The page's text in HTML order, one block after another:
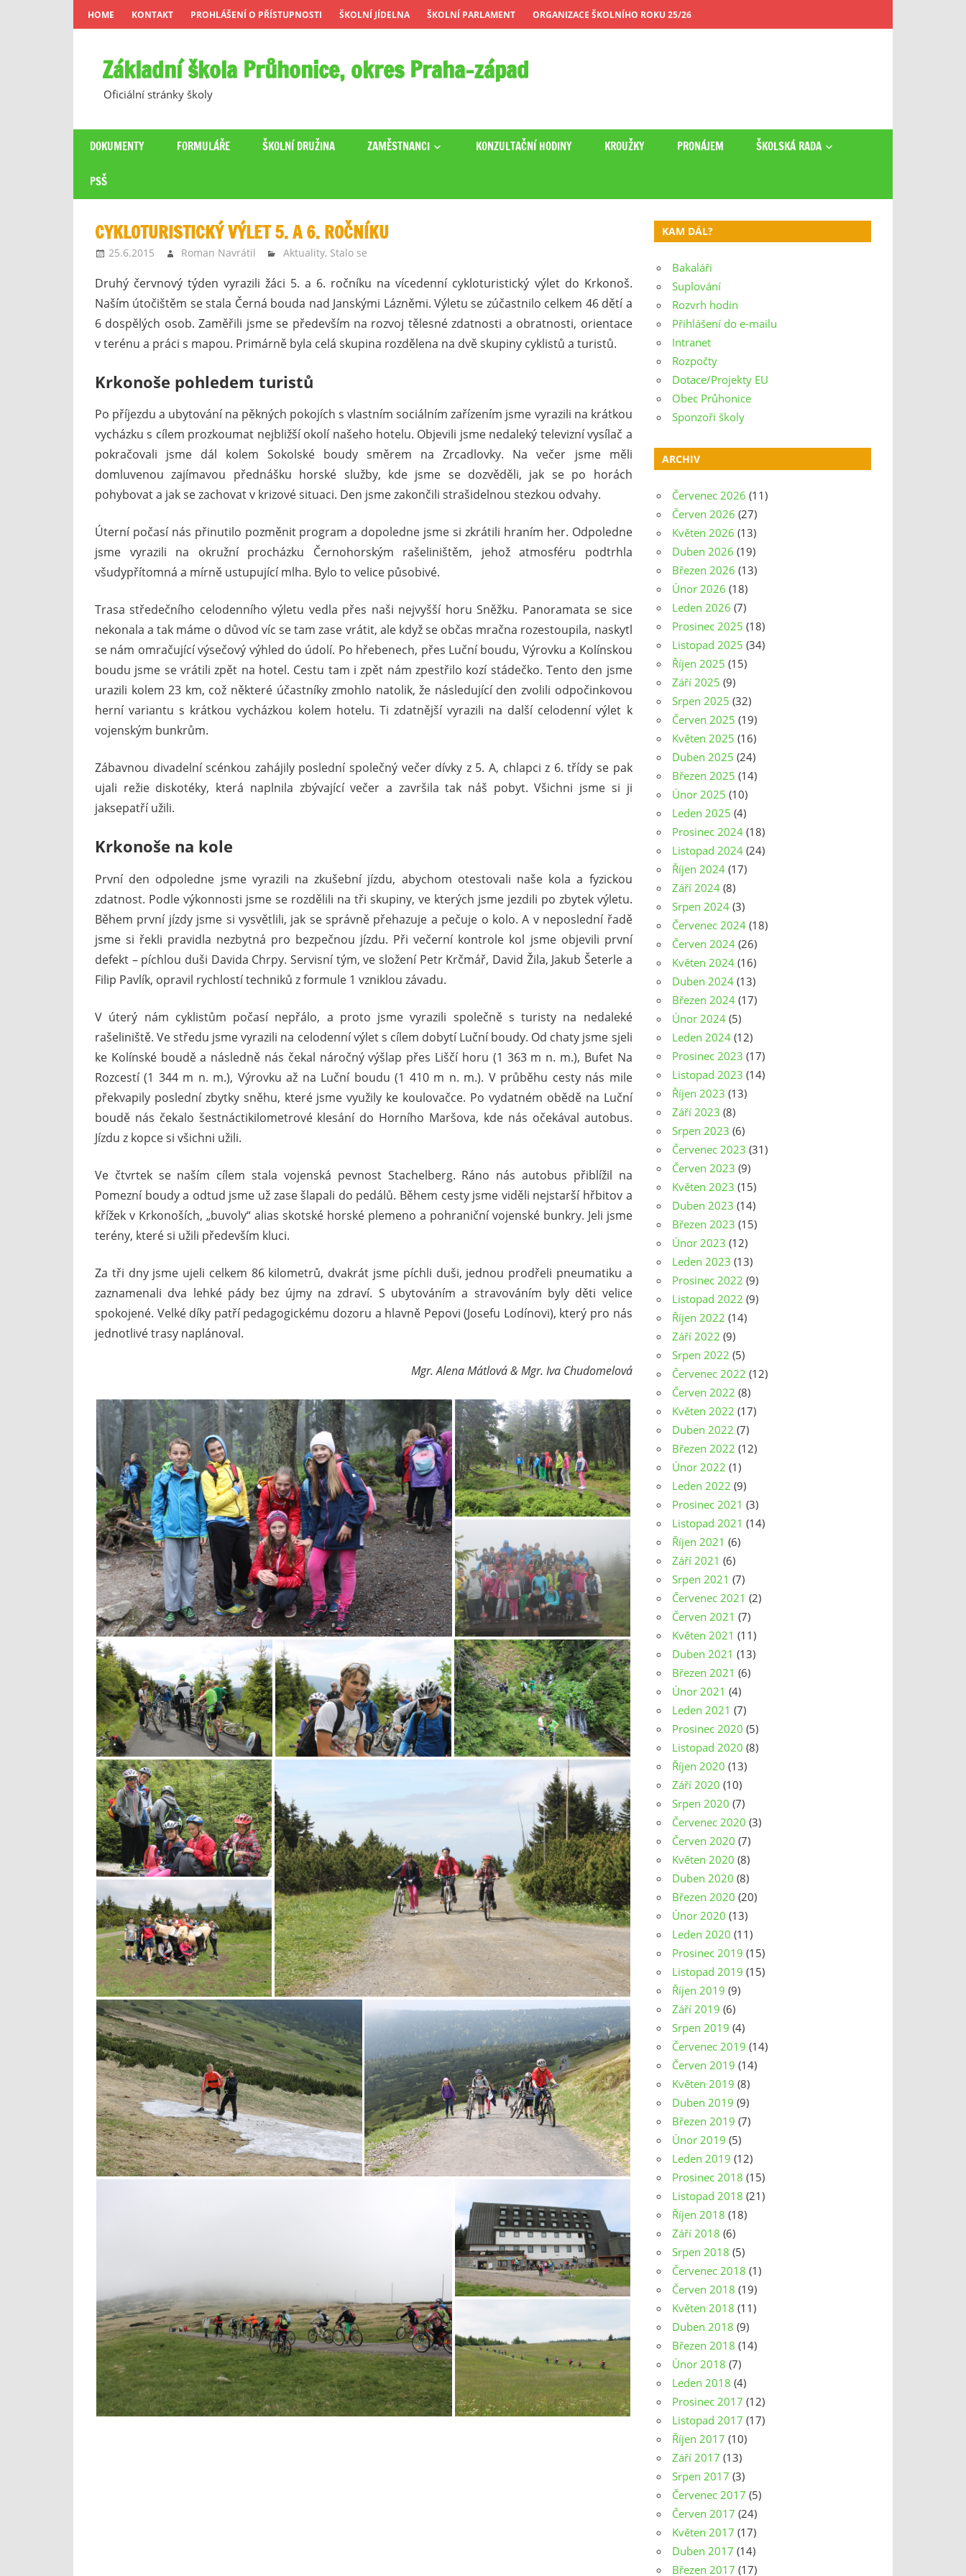
Skip
to
HOME KONTAKT PROHLÁŠENÍ O PŘÍSTUPNOSTI ŠKOLNÍ JÍDELNA ŠKOLNÍ PARLAMENT ORGANIZACE ŠKOLNÍHO ROKU 25/26
Základní škola Průhonice, okres Praha-západ
Oficiální stránky školy
DOKUMENTY FORMULÁŘE ŠKOLNÍ DRUŽINA ZAMĚSTNANCI KONZULTAČNÍ HODINY KROUŽKY PRONÁJEM ŠKOLSKÁ RADA
PSŠ
CYKLOTURISTICKÝ VÝLET 5. A 6. ROČNÍKU
25.6.2015 Roman Navrátil Aktuality, Stalo se
Druhý červnový týden vyrazili žáci 5. a 6. ročníku na vícedenní cykloturistický výlet do Krkonoš.
Naším útočištěm se stala Černá bouda nad Janskými Lázněmi. Výletu se zúčastnilo celkem 46 dětí a
6 dospělých osob. Zaměřili jsme se především na rozvoj tělesné zdatnosti a obratnosti, orientace
v terénu a práci s mapou. Primárně byla celá skupina rozdělena na dvě skupiny cyklistů a turistů.
Krkonoše pohledem turistů
Po příjezdu a ubytování na pěkných pokojích s vlastním sociálním zařízením jsme vyrazili na krátkou
vycházku s cílem prozkoumat nejbližší okolí našeho hotelu. Objevili jsme nedaleký televizní vysílač a
pokračovali jsme dál kolem Sokolské boudy směrem na Zrcadlovky. Na večer jsme měli
domluvenou zajímavou přednášku horské služby, kde jsme se dozvěděli, jak se po horách
pohybovat a jak se zachovat v krizové situaci. Den jsme zakončili strašidelnou stezkou odvahy.
Úterní počasí nás přinutilo pozměnit program a dopoledne jsme si zkrátili hraním her. Odpoledne
jsme vyrazili na okružní procházku Černohorským rašeliništěm, jehož atmosféru podtrhla
všudypřítomná a mírně ustupující mlha. Bylo to velice působivé.
Trasa středečního celodenního výletu vedla přes naši nejvyšší horu Sněžku. Panoramata se sice
nekonala a tak máme o důvod víc se tam zase vrátit, ale když se občas mračna rozestoupila, naskytl
se nám omračující výsečový výhled do údolí. Po hřebenech, přes Luční boudu, Výrovku a Kolínskou
boudu jsme se vrátili zpět na hotel. Cestu tam i zpět nám zpestřilo kozí stádečko. Tento den jsme
urazili kolem 23 km, což některé účastníky zmohlo natolik, že následující den zvolili odpočinkovou
herní variantu s krátkou vycházkou kolem hotelu. Ti zdatnější vyrazili na další celodenní výlet k
vojenským bunkrům.
Zábavnou divadelní scénkou zahájily poslední společný večer dívky z 5. A, chlapci z 6. třídy se pak
ujali režie diskotéky, která naplnila zbývající večer a završila tak náš pobyt. Všichni jsme si ji
jaksepatří užili.
Krkonoše na kole
První den odpoledne jsme vyrazili na zkušební jízdu, abychom otestovali naše kola a fyzickou
zdatnost. Podle výkonnosti jsme se rozdělili na tři skupiny, ve kterých jsme jezdili po zbytek výletu.
Během první jízdy jsme si vysvětlili, jak se správně přehazuje a pečuje o kolo. A v neposlední řadě
jsme si řekli pravidla nezbytná pro bezpečnou jízdu. Při večerní kontrole kol jsme objevili první
defekt – píchlou duši Davida Chrpy. Servisní tým, ve složení Petr Krčmář, David Žila, Jakub Šeterle a
Filip Pavlík, opravil rychlostí techniků z formule 1 vzniklou závadu.
V úterý nám cyklistům počasí nepřálo, a proto jsme vyrazili společně s turisty na nedaleké
rašeliniště. Ve středu jsme vyrazili na celodenní výlet s cílem dobytí Luční boudy. Od chaty jsme sjeli
ke Kolínské boudě a následně nás čekal náročný výšlap přes Liščí horu (1 363 m n. m.), Bufet Na
Rozcestí (1 344 m n. m.), Výrovku až na Luční boudu (1 410 m n. m.). V průběhu cesty nás mile
překvapily poslední zbytky sněhu, které jsme využily ke koulovačce. Po vydatném obědě na Luční
boudě nás čekalo šestnáctikilometrové klesání do Horního Maršova, kde nás očekával autobus.
Jízdu z kopce si všichni užili.
Ve čtvrtek se naším cílem stala vojenská pevnost Stachelberg. Ráno nás autobus přiblížil na
Pomezní boudy a odtud jsme už zase šlapali do pedálů. Během cesty jsme viděli nejstarší hřbitov a
křížek v Krkonoších, „buvoly“ alias skotské horské plemeno a pohraniční vojenské bunkry. Jeli jsme
terény, které si užili především kluci.
Za tři dny jsme ujeli celkem 86 kilometrů, dvakrát jsme píchli duši, jednou prodřeli pneumatiku a
zaznamenali dva lehké pády bez újmy na zdraví. S ubytováním a stravováním byly děti velice
spokojené. Velké díky patří pedagogickému dozoru a hlavně Pepovi (Josefu Lodínovi), který pro nás
jednotlivé trasy naplánoval.
Mgr. Alena Mátlová & Mgr. Iva Chudomelová
KAM DÁL?
Bakaláři
Suplování
Rozvrh hodin
Přihlášení do e-mailu
Intranet
Rozpočty
Dotace/Projekty EU
Obec Průhonice
Sponzoři školy
ARCHIV
Červenec 2026 (11)
Červen 2026 (27)
Květen 2026 (13)
Duben 2026 (19)
Březen 2026 (13)
Únor 2026 (18)
Leden 2026 (7)
Prosinec 2025 (18)
Listopad 2025 (34)
Říjen 2025 (15)
Září 2025 (9)
Srpen 2025 (32)
Červen 2025 (19)
Květen 2025 (16)
Duben 2025 (24)
Březen 2025 (14)
Únor 2025 (10)
Leden 2025 (4)
Prosinec 2024 (18)
Listopad 2024 (24)
Říjen 2024 (17)
Září 2024 (8)
Srpen 2024 (3)
Červenec 2024 (18)
Červen 2024 (26)
Květen 2024 (16)
Duben 2024 (13)
Březen 2024 (17)
Únor 2024 (5)
Leden 2024 (12)
Prosinec 2023 (17)
Listopad 2023 (14)
Říjen 2023 (13)
Září 2023 (8)
Srpen 2023 (6)
Červenec 2023 (31)
Červen 2023 (9)
Květen 2023 (15)
Duben 2023 (14)
Březen 2023 (15)
Únor 2023 (12)
Leden 2023 (13)
Prosinec 2022 (9)
Listopad 2022 (9)
Říjen 2022 (14)
Září 2022 (9)
Srpen 2022 (5)
Červenec 2022 (12)
Červen 2022 (8)
Květen 2022 (17)
Duben 2022 (7)
Březen 2022 (12)
Únor 2022 (1)
Leden 2022 (9)
Prosinec 2021 (3)
Listopad 2021 (14)
Říjen 2021 (6)
Září 2021 (6)
Srpen 2021 (7)
Červenec 2021 (2)
Červen 2021 (7)
Květen 2021 (11)
Duben 2021 (13)
Březen 2021 (6)
Únor 2021 (4)
Leden 2021 (7)
Prosinec 2020 (5)
Listopad 2020 (8)
Říjen 2020 (13)
Září 2020 (10)
Srpen 2020 (7)
Červenec 2020 (3)
Červen 2020 (7)
Květen 2020 (8)
Duben 2020 (8)
Březen 2020 (20)
Únor 2020 (13)
Leden 2020 (11)
Prosinec 2019 (15)
Listopad 2019 (15)
Říjen 2019 (9)
Září 2019 (6)
Srpen 2019 (4)
Červenec 2019 (14)
Červen 2019 (14)
Květen 2019 (8)
Duben 2019 (9)
Březen 2019 (7)
Únor 2019 (5)
Leden 2019 (12)
Prosinec 2018 (15)
Listopad 2018 (21)
Říjen 2018 (18)
Září 2018 (6)
Srpen 2018 (5)
Červenec 2018 (1)
Červen 2018 (19)
Květen 2018 (11)
Duben 2018 (9)
Březen 2018 (14)
Únor 2018 (7)
Leden 2018 (4)
Prosinec 2017 (12)
Listopad 2017 (17)
Říjen 2017 (10)
Září 2017 (13)
Srpen 2017 (3)
Červenec 2017 (5)
Červen 2017 (24)
Květen 2017 (17)
Duben 2017 (14)
Březen 2017 (17)